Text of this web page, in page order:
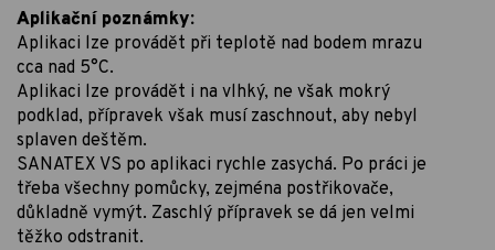
Aplikační poznámky:
Aplikaci lze provádět při teplotě nad bodem mrazu
cca nad 5°C.
Aplikaci lze provádět i na vlhký, ne však mokrý
podklad, přípravek však musí zaschnout, aby nebyl
splaven deštěm.
SANATEX VS po aplikaci rychle zasychá. Po práci je
třeba všechny pomůcky, zejména postřikovače,
důkladně vymýt. Zaschlý přípravek se dá jen velmi
těžko odstranit.